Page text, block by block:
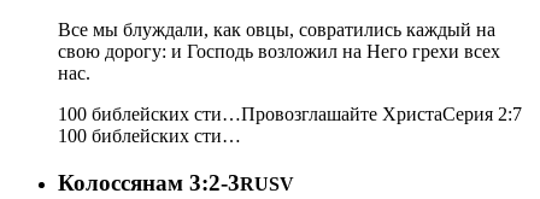
Все мы блуждали, как овцы, совратились каждый на
свою дорогу: и Господь возложил на Него грехи всех
нас.
100 библейских сти…Провозглашайте ХристаСерия 2:7
100 библейских сти…
Колоссянам 3:2-3RUSV